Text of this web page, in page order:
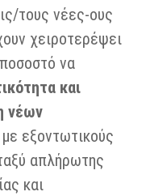
τους νέες-ους
χειροτερέψει
να
και
νέων
εξοντωτικούς
απλήρωτης
και